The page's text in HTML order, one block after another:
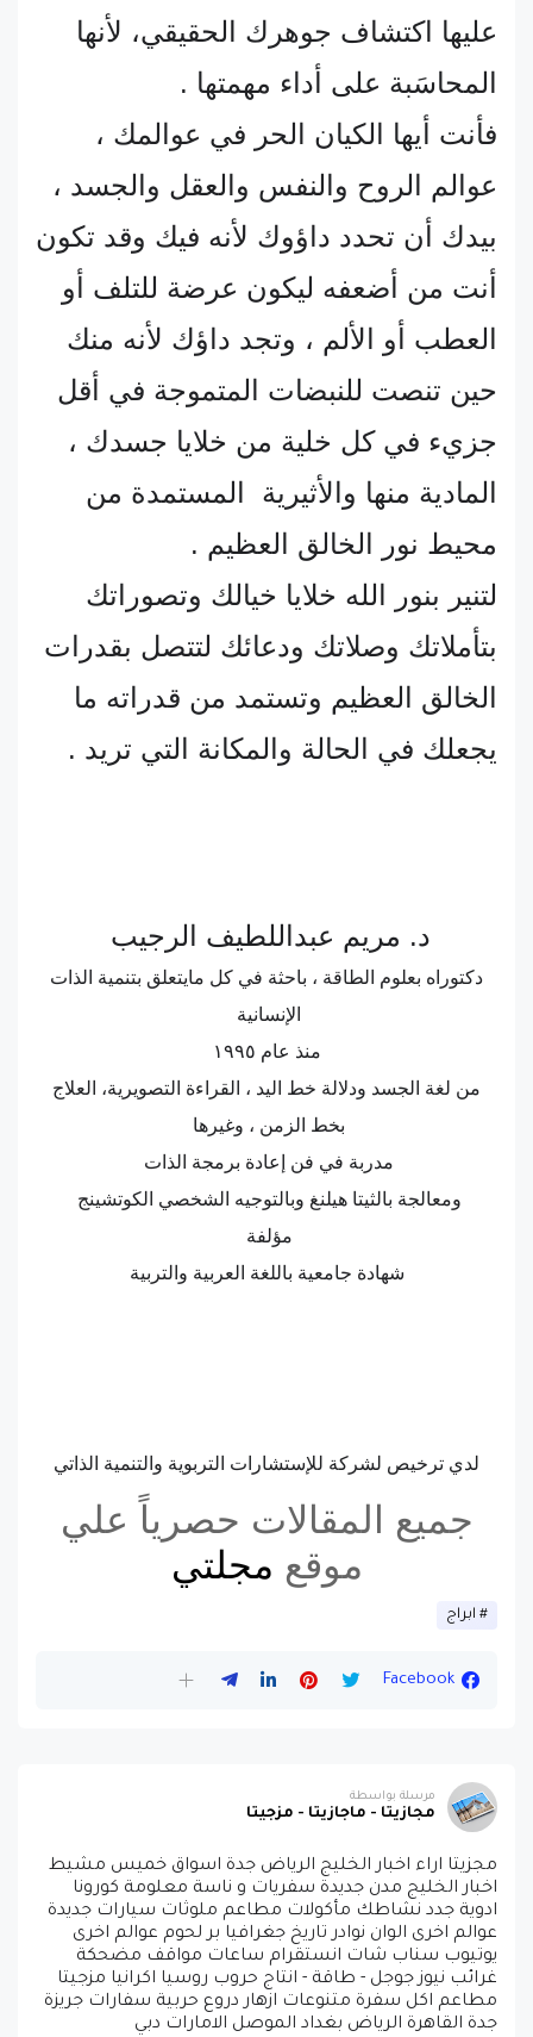
عليها اكتشاف جوهرك الحقيقي، لأنها
المحاسَبة على أداء مهمتها .
فأنت أيها الكيان الحر في عوالمك ،
عوالم الروح والنفس والعقل والجسد ،
بيدك أن تحدد داؤوك لأنه فيك وقد تكون
أنت من أضعفه ليكون عرضة للتلف أو
العطب أو الألم ، وتجد داؤك لأنه منك
حين تنصت للنبضات المتموجة في أقل
جزيء في كل خلية من خلايا جسدك ،
المادية منها والأثيرية المستمدة من
محيط نور الخالق العظيم .
لتنير بنور الله خلايا خيالك وتصوراتك
بتأملاتك وصلاتك ودعائك لتتصل بقدرات
الخالق العظيم وتستمد من قدراته ما
يجعلك في الحالة والمكانة التي تريد .
د. مريم عبداللطيف الرجيب
دكتوراه بعلوم الطاقة ، باحثة في كل مايتعلق بتنمية الذات
الإنسانية
منذ عام ١٩٩٥
من لغة الجسد ودلالة خط اليد ، القراءة التصويرية، العلاج
بخط الزمن ، وغيرها
مدربة في فن إعادة برمجة الذات
ومعالجة بالثيتا هيلنغ وبالتوجيه الشخصي الكوتشينج
مؤلفة
شهادة جامعية باللغة العربية والتربية
لدي ترخيص لشركة للإستشارات التربوية والتنمية الذاتي
جميع المقالات حصرياً علي
موقع مجلتي
ابراج
Facebook
مرسلة بواسطة
مجازيتا - ماجازيتا - مزجيتا
مجزيتا اراء اخبار الخليج الرياض جدة اسواق خميس مشيط
اخبار الخليج مدن جديدة سفريات و ناسة معلومة كورونا
ادوية جدد نشاطك مأكولات مطاعم ملوثات سيارات جديدة
عوالم اخرى الوان نوادر تاريخ جغرافيا بر لحوم عوالم اخرى
يوتيوب سناب شات انستقرام ساعات مواقف مضحكة
غرائب نيوز جوجل - طاقة - انتاج حروب روسيا اكرانيا مزجيتا
مطاعم اكل سفرة متنوعات ازهار دروع حربية سفارات جريزة
جدة القاهرة الرياض بغداد الموصل الامارات دبي